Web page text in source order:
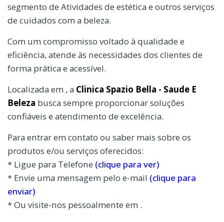
segmento de Atividades de estética e outros serviços
de cuidados com a beleza.
Com um compromisso voltado à qualidade e
eficiência, atende às necessidades dos clientes de
forma prática e acessível.
Localizada em , a Clinica Spazio Bella - Saude E
Beleza busca sempre proporcionar soluções
confiáveis e atendimento de excelência.
Para entrar em contato ou saber mais sobre os
produtos e/ou serviços oferecidos:
* Ligue para Telefone (clique para ver)
* Envie uma mensagem pelo e-mail (clique para
enviar)
* Ou visite-nos pessoalmente em .